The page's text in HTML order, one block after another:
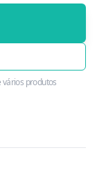
produtos